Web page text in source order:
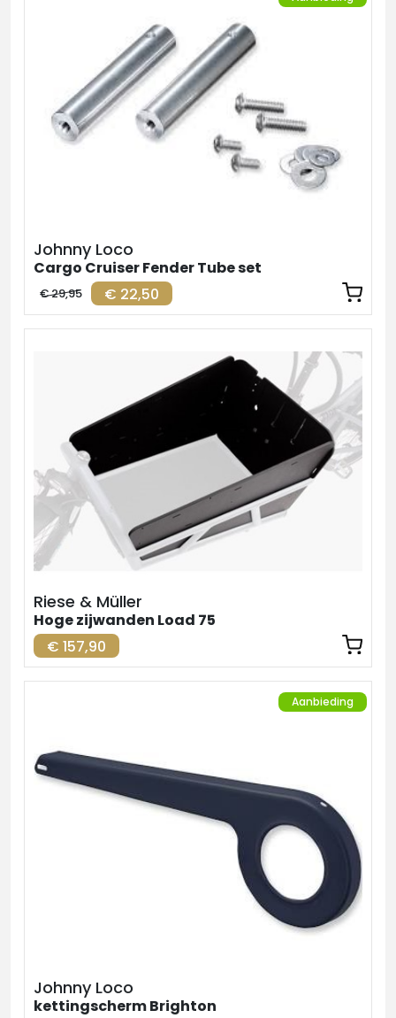
Johnny Loco
Cargo Cruiser Fender Tube set
€ 22,50
€ 29,95
Riese & Müller
Hoge zijwanden Load 75
€ 157,90
Aanbieding
Johnny Loco
kettingscherm Brighton